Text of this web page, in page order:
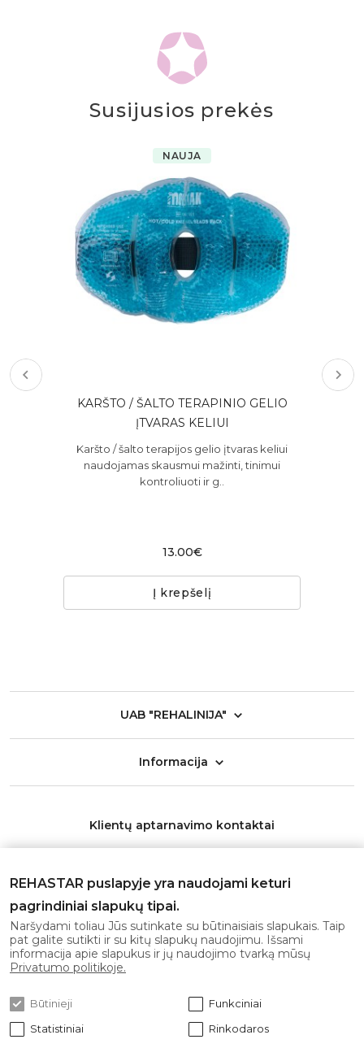
Susijusios prekės
NAUJA
KARŠTO / ŠALTO TERAPINIO GELIO
ĮTVARAS KELIUI
Karšto / šalto terapijos gelio įtvaras keliui
naudojamas skausmui mažinti, tinimui
kontroliuoti ir g..
13.00€
Į krepšelį
UAB "REHALINIJA"
Informacija
Klientų aptarnavimo kontaktai
El. paštas: info@rehastar.com
Darbo laikas: I-V 08:00 - 17:00
Gaukite naujausius pasiūlymus pirmi!
REHASTAR puslapyje yra naudojami keturi
pagrindiniai slapukų tipai.
Naršydami toliau Jūs sutinkate su būtinaisiais slapukais. Taip
pat galite sutikti ir su kitų slapukų naudojimu. Išsami
informacija apie slapukus ir jų naudojimo tvarką mūsų
Privatumo politikoje.
Būtinieji
Funkciniai
Statistiniai
Rinkodaros